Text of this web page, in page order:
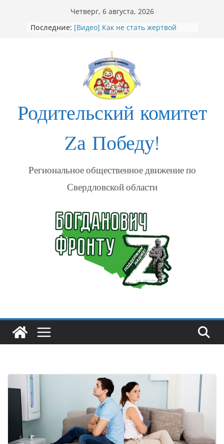
содержимому
Четверг, 6 августа, 2026
Последние: «Душевный порыв. Доброволец»
[Видео] Как не стать жертвой
Открытие Стеллы посвящённой
участникам СВО в Богдановиче
ФОТО Годовщина освобождения
Мариуполя
Годовщина освобождения
Родительский комитет
Zа Победу!
Региональное общественное движение по
Свердловской области